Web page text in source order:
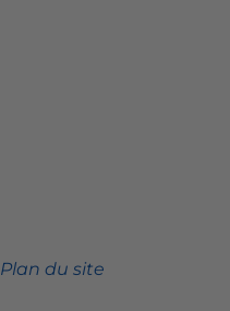
Plan du site